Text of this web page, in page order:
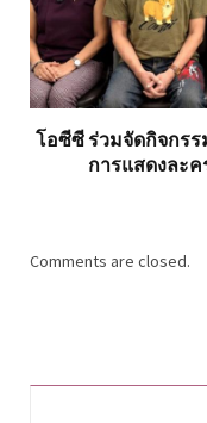
โอซีซี ร่วมจัดกิจกร
การแสดงละคร
Comments are closed.